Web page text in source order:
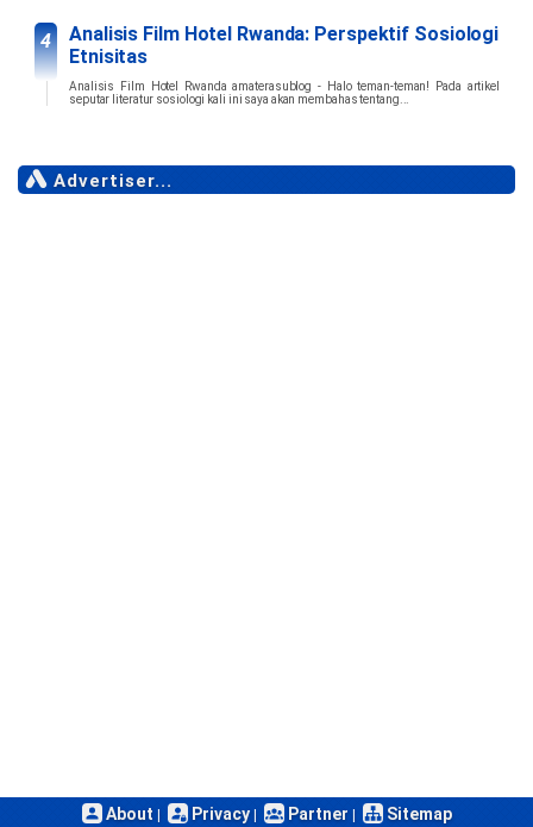
Analisis Film Hotel Rwanda: Perspektif Sosiologi
Etnisitas
Analisis Film Hotel Rwanda amaterasublog - Halo teman-teman! Pada artikel
seputar literatur sosiologi kali ini saya akan membahas tentang...
Advertiser...
About Privacy Partner Sitemap